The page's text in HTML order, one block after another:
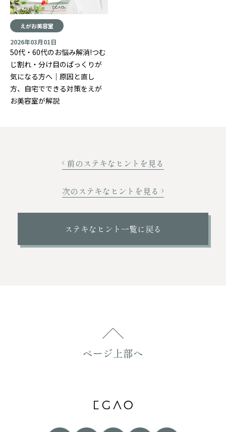
えがお美容室
2026年03月01日
50代・60代のお悩み解消!つむ
じ割れ・分け目のぱっくりが
気になる方へ｜原因と直し
方、自宅でできる対策をえが
お美容室が解説
前のステキなヒントを見る
次のステキなヒントを見る
ステキなヒント一覧に戻る
ページ上部へ